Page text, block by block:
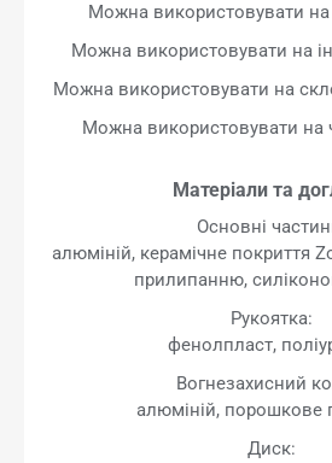
Можна використовувати на
Можна використовувати на
Можна використовувати на
Можна використовувати на
Матеріали та
Основні
алюміній, керамічне покриття
прилипанню,
Рукоятка:
фенолпласт,
Вогнезахисний
алюміній, порошкове
Диск: